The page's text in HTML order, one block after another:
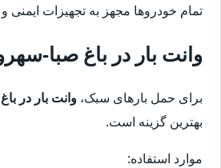
تمام خودروها مجهز به تجهیزات ایمنی و
وانت بار در باغ صبا-
برای حمل بارهای سبک، وانت بار در
بهترین گزینه است.
موارد استفاده: